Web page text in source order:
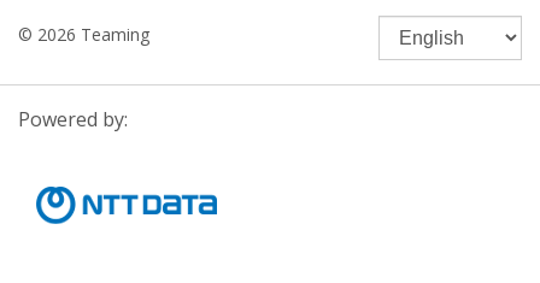
© 2026 Teaming
Powered by: